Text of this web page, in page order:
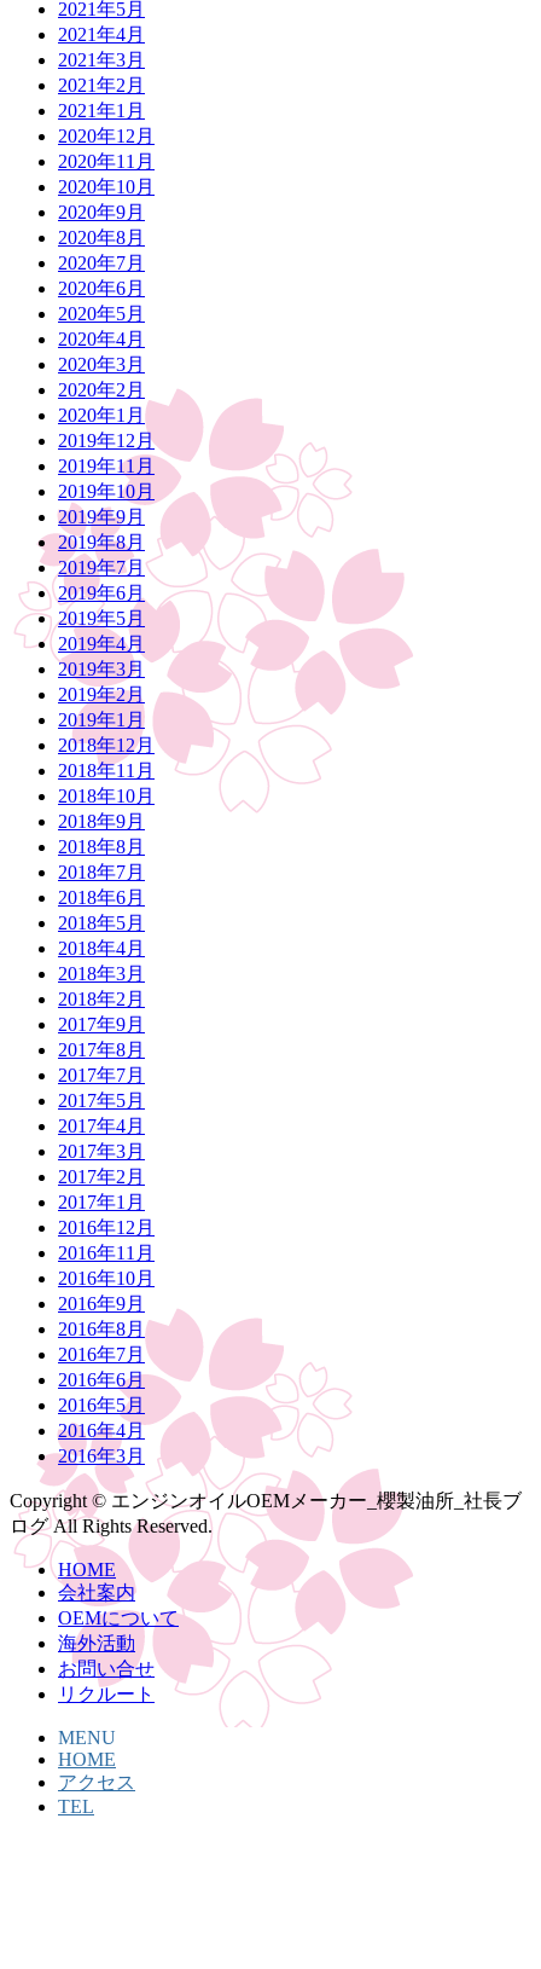
2021年5月
2021年4月
2021年3月
2021年2月
2021年1月
2020年12月
2020年11月
2020年10月
2020年9月
2020年8月
2020年7月
2020年6月
2020年5月
2020年4月
2020年3月
2020年2月
2020年1月
2019年12月
2019年11月
2019年10月
2019年9月
2019年8月
2019年7月
2019年6月
2019年5月
2019年4月
2019年3月
2019年2月
2019年1月
2018年12月
2018年11月
2018年10月
2018年9月
2018年8月
2018年7月
2018年6月
2018年5月
2018年4月
2018年3月
2018年2月
2017年9月
2017年8月
2017年7月
2017年5月
2017年4月
2017年3月
2017年2月
2017年1月
2016年12月
2016年11月
2016年10月
2016年9月
2016年8月
2016年7月
2016年6月
2016年5月
2016年4月
2016年3月
Copyright © エンジンオイルOEMメーカー_櫻製油所_社長ブ
ログ All Rights Reserved.
HOME
会社案内
OEMについて
海外活動
お問い合せ
リクルート
MENU
HOME
アクセス
TEL